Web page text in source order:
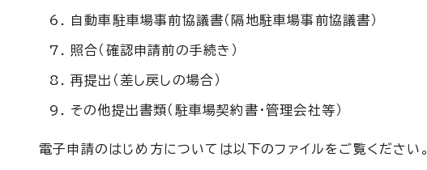
自動車駐車場事前協議書（隔地駐車場事前協議書）
照合（確認申請前の手続き）
再提出（差し戻しの場合）
その他提出書類（駐車場契約書・管理会社等）
電子申請のはじめ方については以下のファイルをご覧ください。